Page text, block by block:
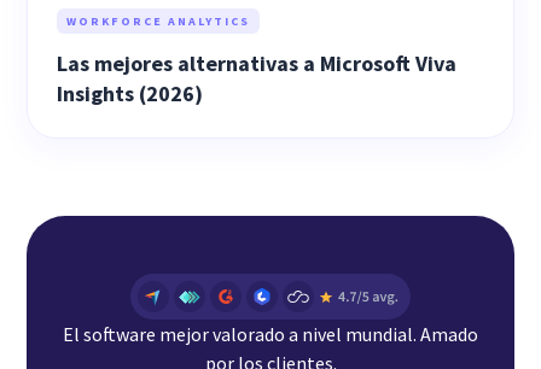
WORKFORCE ANALYTICS
Las mejores alternativas a Microsoft Viva
Insights (2026)
El software mejor valorado a nivel mundial. Amado
por los clientes.